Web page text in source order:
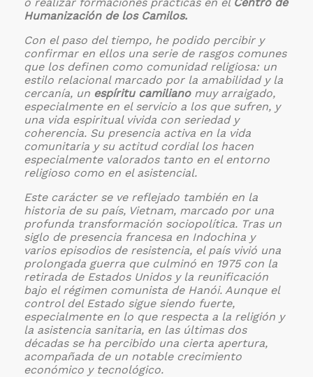
Humanización de los Camilos.
Con el paso del tiempo, he podido percibir y
confirmar en ellos una serie de rasgos comunes
que los definen como comunidad religiosa: un
estilo relacional marcado por la amabilidad y la
cercanía, un espíritu camilianomuy arraigado,
especialmente en el servicio a los que sufren, y
una vida espiritual vivida con seriedad y
coherencia. Su presencia activa en la vida
comunitaria y su actitud cordial los hacen
especialmente valorados tanto en el entorno
religioso como en el asistencial.
Este carácter se ve reflejado también en la
historia de su país, Vietnam, marcado por una
profunda transformación sociopolítica. Tras un
siglo de presencia francesa en Indochina y
varios episodios de resistencia, el país vivió una
prolongada guerra que culminó en 1975 con la
retirada de Estados Unidos y la reunificación
bajo el régimen comunista de Hanói. Aunque el
control del Estado sigue siendo fuerte,
especialmente en lo que respecta a la religión y
la asistencia sanitaria, en las últimas dos
décadas se ha percibido una cierta apertura,
acompañada de un notable crecimiento
económico y tecnológico.